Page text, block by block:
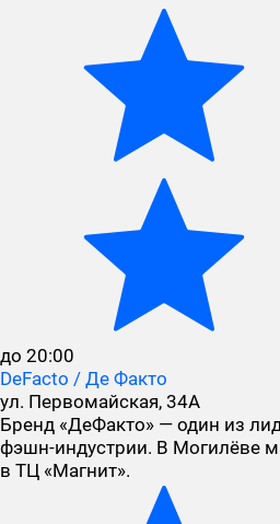
до 20:00
DeFacto / Де Факто
ул. Первомайская, 34А
Бренд «ДеФакто» — один из
фэшн-индустрии. В Могилёве
в ТЦ «Магнит».